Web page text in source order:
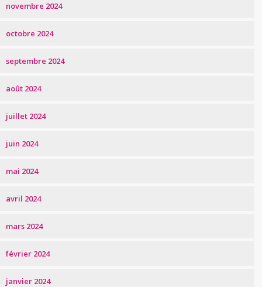
novembre 2024
octobre 2024
septembre 2024
août 2024
juillet 2024
juin 2024
mai 2024
avril 2024
mars 2024
février 2024
janvier 2024